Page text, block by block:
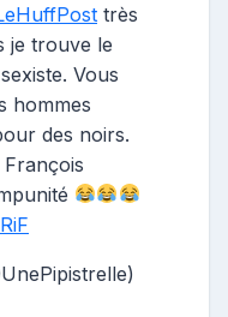
très
je trouve le
Vous
hommes
des noirs.